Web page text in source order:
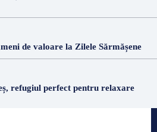
de valoare la Zilele Sărmășene
refugiul perfect pentru relaxare